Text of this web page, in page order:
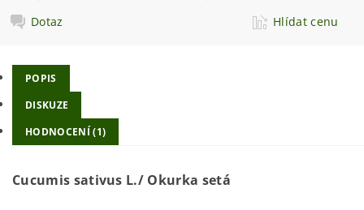
Dotaz
Hlídat cenu
POPIS
DISKUZE
HODNOCENÍ (1)
Cucumis sativus L./ Okurka setá